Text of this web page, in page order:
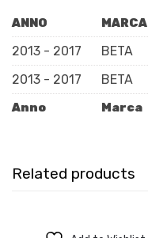
ANNO MARCA
Anno Marca
2013 - 2017 BETA
2013 - 2017
BETA
Related products